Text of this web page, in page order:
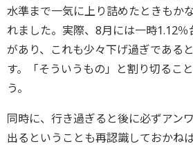
水準まで一気に上り詰めたときもか
れました。実際、8月には一時1.12
があり、これも少々下げ過ぎである
す。「そういうもの」と割り切るこ
う。
同時に、行き過ぎると後に必ずアン
出るということも再認識しておかね